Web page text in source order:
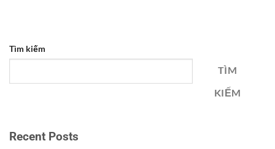
Tìm kiếm
TÌM
KIẾM
Recent Posts